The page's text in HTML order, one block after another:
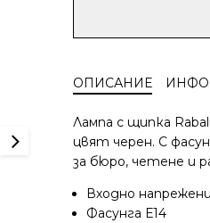
щипка
индустриален
дизайн
Rabalux
3092
ОПИСАНИЕ
Лампа с щипка
цвят черен. С
за бюро, четене и
Входно
Фасунга Е14